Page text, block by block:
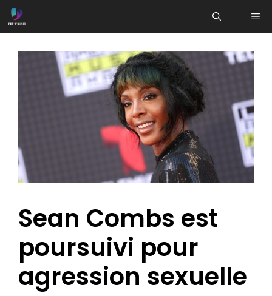
Aller
au
Sean Combs est
poursuivi pour
agression sexuelle